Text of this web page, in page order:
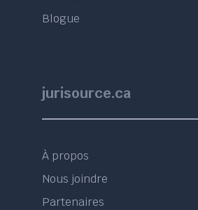
Blogue
jurisource.ca
À propos
Nous joindre
Partenaires